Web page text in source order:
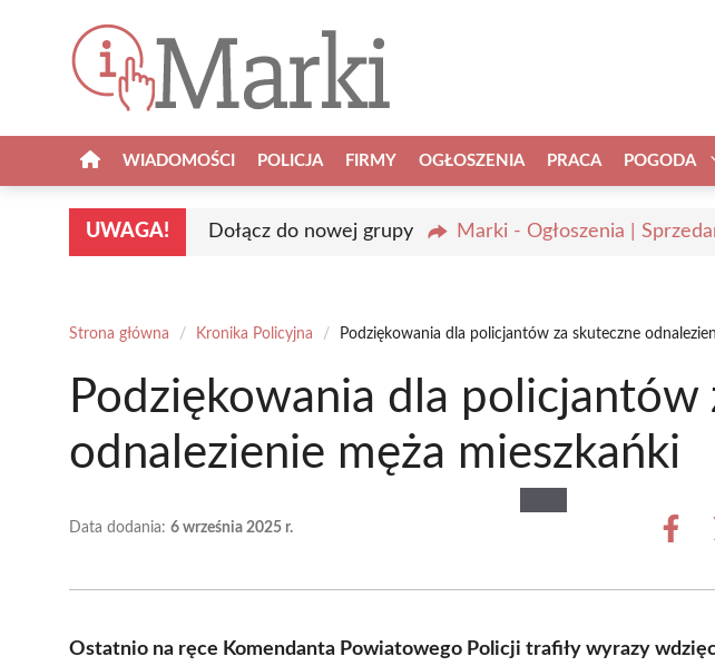
WIADOMOŚCI POLICJA FIRMY OGŁOSZENIA PRACA POGODA
UWAGA! Dołącz do nowej grupy Marki - Ogłoszenia |
Strona główna / Kronika Policyjna / Podziękowania dla policjantów za skuteczne
Podziękowania dla policjantów
odnalezienie męża mieszkańki
Data dodania: 6 września 2025 r.
Share
Ostatnio na ręce Komendanta Powiatowego Policji trafiły wyrazy